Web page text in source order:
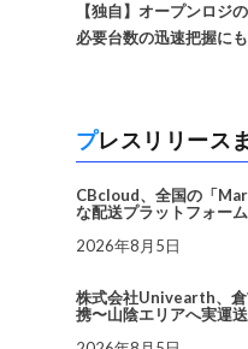
【独自】オープンロジ
必要台数の迅速把握に
プレスリリー
CBcloud、全国の「
な配送プラットフォー
2026年8月5日
株式会社Univearth、
携〜山陰エリアへ実運